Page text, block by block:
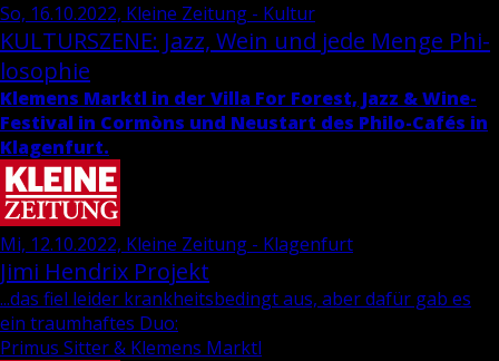
So, 16.10.2022, Kleine Zeitung - Kultur
KUL­TUR­SZE­NE: Jazz, Wein und jede Menge Phi­
lo­so­phie
Kle­mens Marktl in der Villa For Fo­rest, Jazz & Wi­ne-
Fes­ti­val in Cormòns und Neu­start des Phi­lo-Cafés in
Kla­gen­furt.
Mi, 12.10.2022, Kleine Zeitung - Klagenfurt
Jimi Hen­d­rix Pro­jekt
...das fiel leider krankheitsbedingt aus, aber dafür gab es
ein traumhaftes Duo:
Primus Sitter & Klemens Marktl